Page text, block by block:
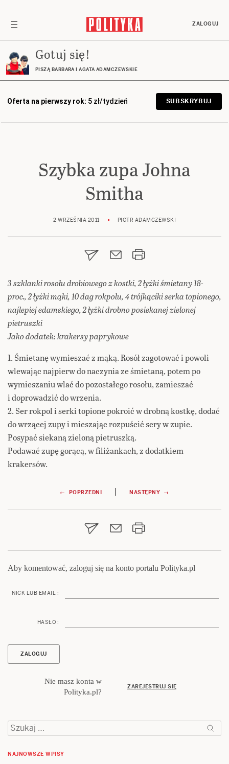
ZALOGUJ
Gotuj się!
PISZĄ BARBARA I AGATA ADAMCZEWSKIE
Oferta na pierwszy rok: 5 zł/tydzień SUBSKRYBUJ
Szybka zupa Johna
Smitha
2 WRZEŚNIA 2011 PIOTR ADAMCZEWSKI
3 szklanki rosołu drobiowego z kostki, 2 łyżki śmietany 18-
proc., 2 łyżki mąki, 10 dag rokpolu, 4 trójkąciki serka topionego,
najlepiej edamskiego, 2 łyżki drobno posiekanej zielonej
pietruszki
Jako dodatek: krakersy paprykowe
1. Śmietanę wymieszać z mąką. Rosół zagotować i powoli
wlewając najpierw do naczynia ze śmietaną, potem po
wymieszaniu wlać do pozostałego rosołu, zamieszać
i doprowadzić do wrzenia.
2. Ser rokpol i serki topione pokroić w drobną kostkę, dodać
do wrzącej zupy i mieszając rozpuścić sery w zupie.
Posypać siekaną zieloną pietruszką.
Podawać zupę gorącą, w filiżankach, z dodatkiem
krakersów.
Nawigacja
wpisu
← POPRZEDNI | NASTĘPNY →
Aby komentować, zaloguj się na konto portalu Polityka.pl
NICK LUB EMAIL :
HASŁO :
Nie masz konta w
Polityka.pl?
ZAREJESTRUJ SIĘ
Szukaj:
NAJNOWSZE WPISY